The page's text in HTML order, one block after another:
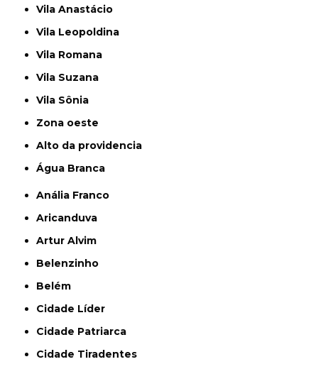
Vila Anastácio
Vila Leopoldina
Vila Romana
Vila Suzana
Vila Sônia
Zona oeste
alto da providencia
Água Branca
Anália Franco
Aricanduva
Artur Alvim
Belenzinho
Belém
Cidade Líder
Cidade Patriarca
Cidade Tiradentes